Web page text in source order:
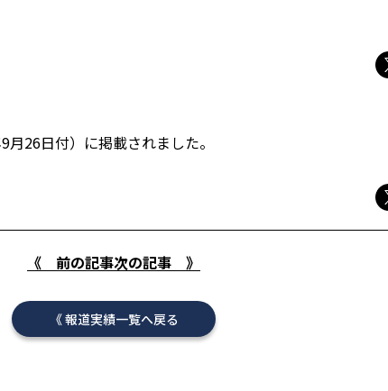
26日付）に掲載されました。
《 前の記事次の記事 》
報道実績一覧へ戻る